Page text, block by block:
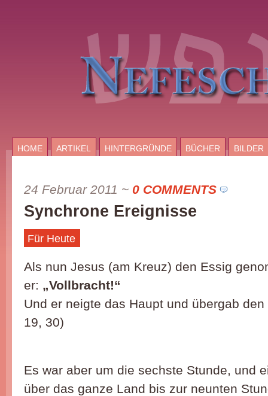
HOME ARTIKEL HINTERGRÜNDE BÜCHER BILDER
24 Februar 2011 ~ 0 COMMENTS
Synchrone Ereignisse
Für Heute
Als nun Jesus (am Kreuz) den Essig
er: „Vollbracht!“
Und er neigte das Haupt und übergab
19, 30)
Es war aber um die sechste Stunde, und
über das ganze Land bis zur neunten